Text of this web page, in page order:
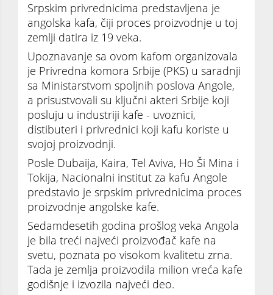
Srpskim privrednicima predstavljena je
angolska kafa, čiji proces proizvodnje u toj
zemlji datira iz 19 veka.
Upoznavanje sa ovom kafom organizovala
je Privredna komora Srbije (PKS) u saradnji
sa Ministarstvom spoljnih poslova Angole,
a prisustvovali su ključni akteri Srbije koji
posluju u industriji kafe - uvoznici,
distibuteri i privrednici koji kafu koriste u
svojoj proizvodnji.
Posle Dubaija, Kaira, Tel Aviva, Ho Ši Mina i
Tokija, Nacionalni institut za kafu Angole
predstavio je srpskim privrednicima proces
proizvodnje angolske kafe.
Sedamdesetih godina prošlog veka Angola
je bila treći najveći proizvođač kafe na
svetu, poznata po visokom kvalitetu zrna.
Tada je zemlja proizvodila milion vreća kafe
godišnje i izvozila najveći deo.